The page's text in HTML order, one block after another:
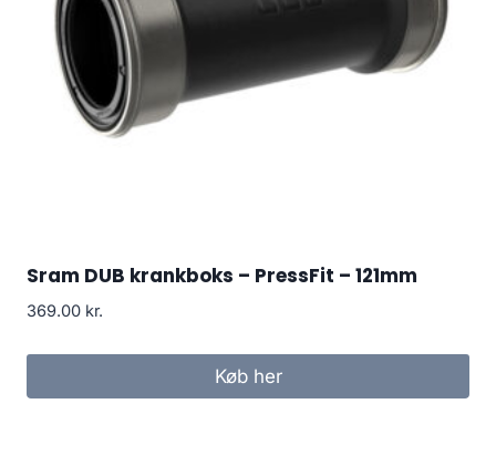
Sram DUB krankboks – PressFit – 121mm
369.00 kr.
Køb her